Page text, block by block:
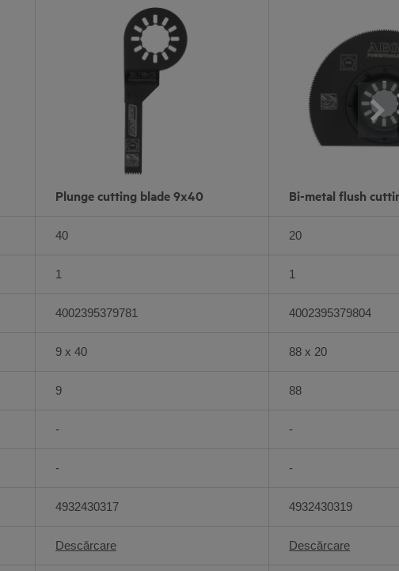
Plunge cutting blade 9x40
40
1
4002395379781
9 x 40
9
-
-
4932430317
Descărcare
Bi-metal flush
20
1
4002395379804
88 x 20
88
-
-
4932430319
Descărcare